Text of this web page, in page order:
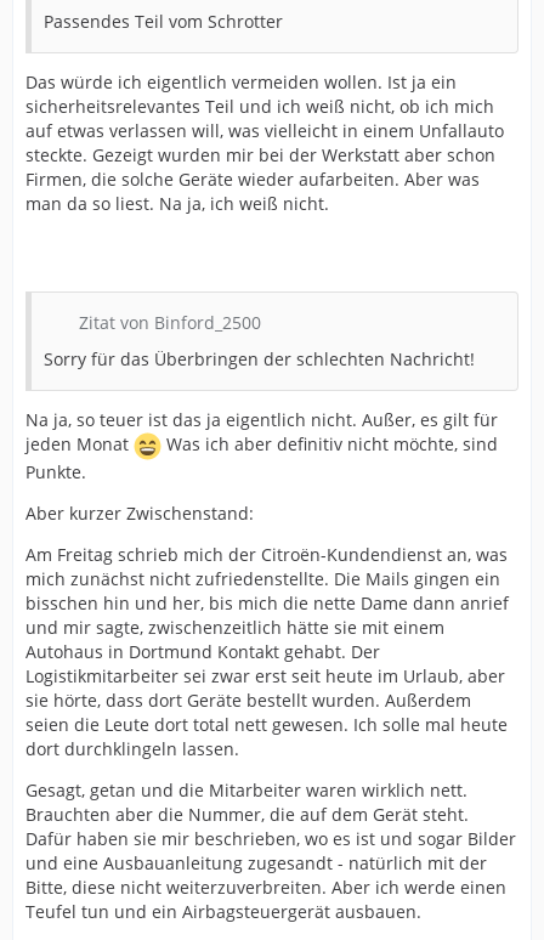
Passendes Teil vom Schrotter
Das würde ich eigentlich vermeiden wollen. Ist ja ein
sicherheitsrelevantes Teil und ich weiß nicht, ob ich mich
auf etwas verlassen will, was vielleicht in einem Unfallauto
steckte. Gezeigt wurden mir bei der Werkstatt aber schon
Firmen, die solche Geräte wieder aufarbeiten. Aber was
man da so liest. Na ja, ich weiß nicht.
Zitat von Binford_2500
Sorry für das Überbringen der schlechten Nachricht!
Na ja, so teuer ist das ja eigentlich nicht. Außer, es gilt für
jeden Monat
Was ich aber definitiv nicht möchte, sind
Punkte.
Aber kurzer Zwischenstand:
Am Freitag schrieb mich der Citroën-Kundendienst an, was
mich zunächst nicht zufriedenstellte. Die Mails gingen ein
bisschen hin und her, bis mich die nette Dame dann anrief
und mir sagte, zwischenzeitlich hätte sie mit einem
Autohaus in Dortmund Kontakt gehabt. Der
Logistikmitarbeiter sei zwar erst seit heute im Urlaub, aber
sie hörte, dass dort Geräte bestellt wurden. Außerdem
seien die Leute dort total nett gewesen. Ich solle mal heute
dort durchklingeln lassen.
Gesagt, getan und die Mitarbeiter waren wirklich nett.
Brauchten aber die Nummer, die auf dem Gerät steht.
Dafür haben sie mir beschrieben, wo es ist und sogar Bilder
und eine Ausbauanleitung zugesandt - natürlich mit der
Bitte, diese nicht weiterzuverbreiten. Aber ich werde einen
Teufel tun und ein Airbagsteuergerät ausbauen.